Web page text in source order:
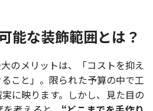
能な装飾範囲とは？
のメリットは、「コストを抑え
こと」。限られた予算の中で工
に映ります。しかし、見た目の